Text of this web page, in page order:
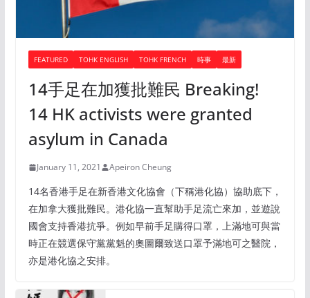
FEATURED TOHK ENGLISH TOHK FRENCH 時事 最新
14手足在加獲批難民 Breaking!
14 HK activists were granted
asylum in Canada
January 11, 2021 Apeiron Cheung
14名香港手足在新香港文化協會（下稱港化協）協助底下，
在加拿大獲批難民。港化協一直幫助手足流亡來加，並遊說
國會支持香港抗爭。例如早前手足購得口罩，上滿地可與當
時正在競選保守黨黨魁的奧圖爾致送口罩予滿地可之醫院，
亦是港化協之安排。